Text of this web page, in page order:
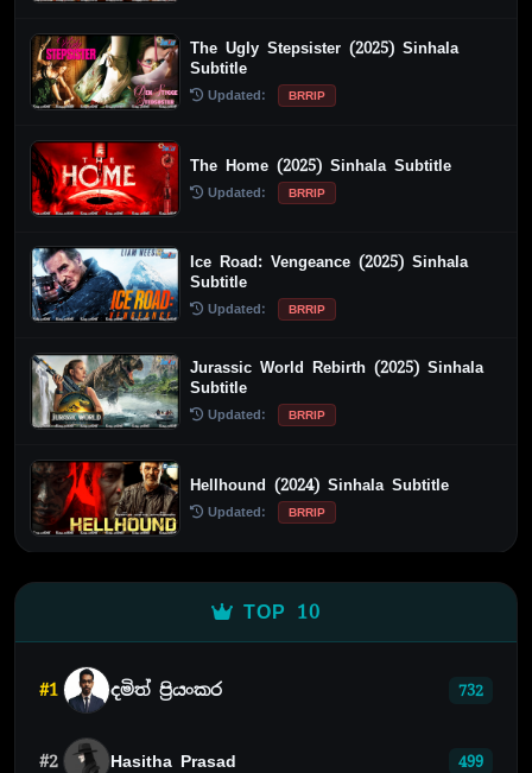
The Ugly Stepsister (2025) Sinhala
Subtitle
Updated: BRRIP
The Home (2025) Sinhala Subtitle
Updated: BRRIP
Ice Road: Vengeance (2025) Sinhala
Subtitle
Updated: BRRIP
Jurassic World Rebirth (2025) Sinhala
Subtitle
Updated: BRRIP
Hellhound (2024) Sinhala Subtitle
Updated: BRRIP
TOP 10
#1 දමිත් ප්‍රියංකර 732
#2 Hasitha Prasad 499